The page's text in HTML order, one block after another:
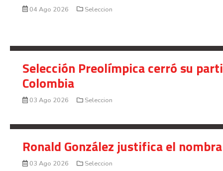
04 Ago 2026 Seleccion
Selección Preolímpica cerró su
Colombia
03 Ago 2026 Seleccion
Ronald González justifica el
03 Ago 2026 Seleccion